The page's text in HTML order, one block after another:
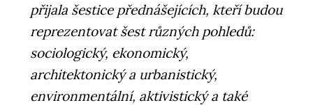
přijala šestice přednášejících, kteří budou
reprezentovat šest různých pohledů:
sociologický, ekonomický,
architektonický a urbanistický,
environmentální, aktivistický a také